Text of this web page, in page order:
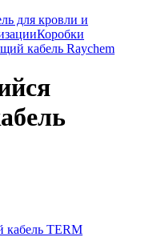
для кровли и
Коробки
кабель Raychem
кабель TERM